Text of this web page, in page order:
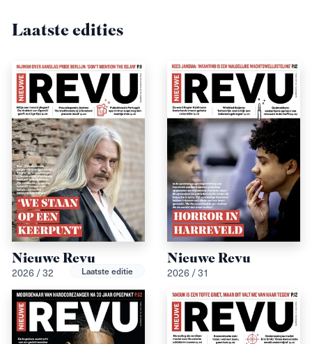
Laatste edities
Nieuwe Revu
2026 / 32 Laatste editie
Nieuwe Revu
2026 / 31